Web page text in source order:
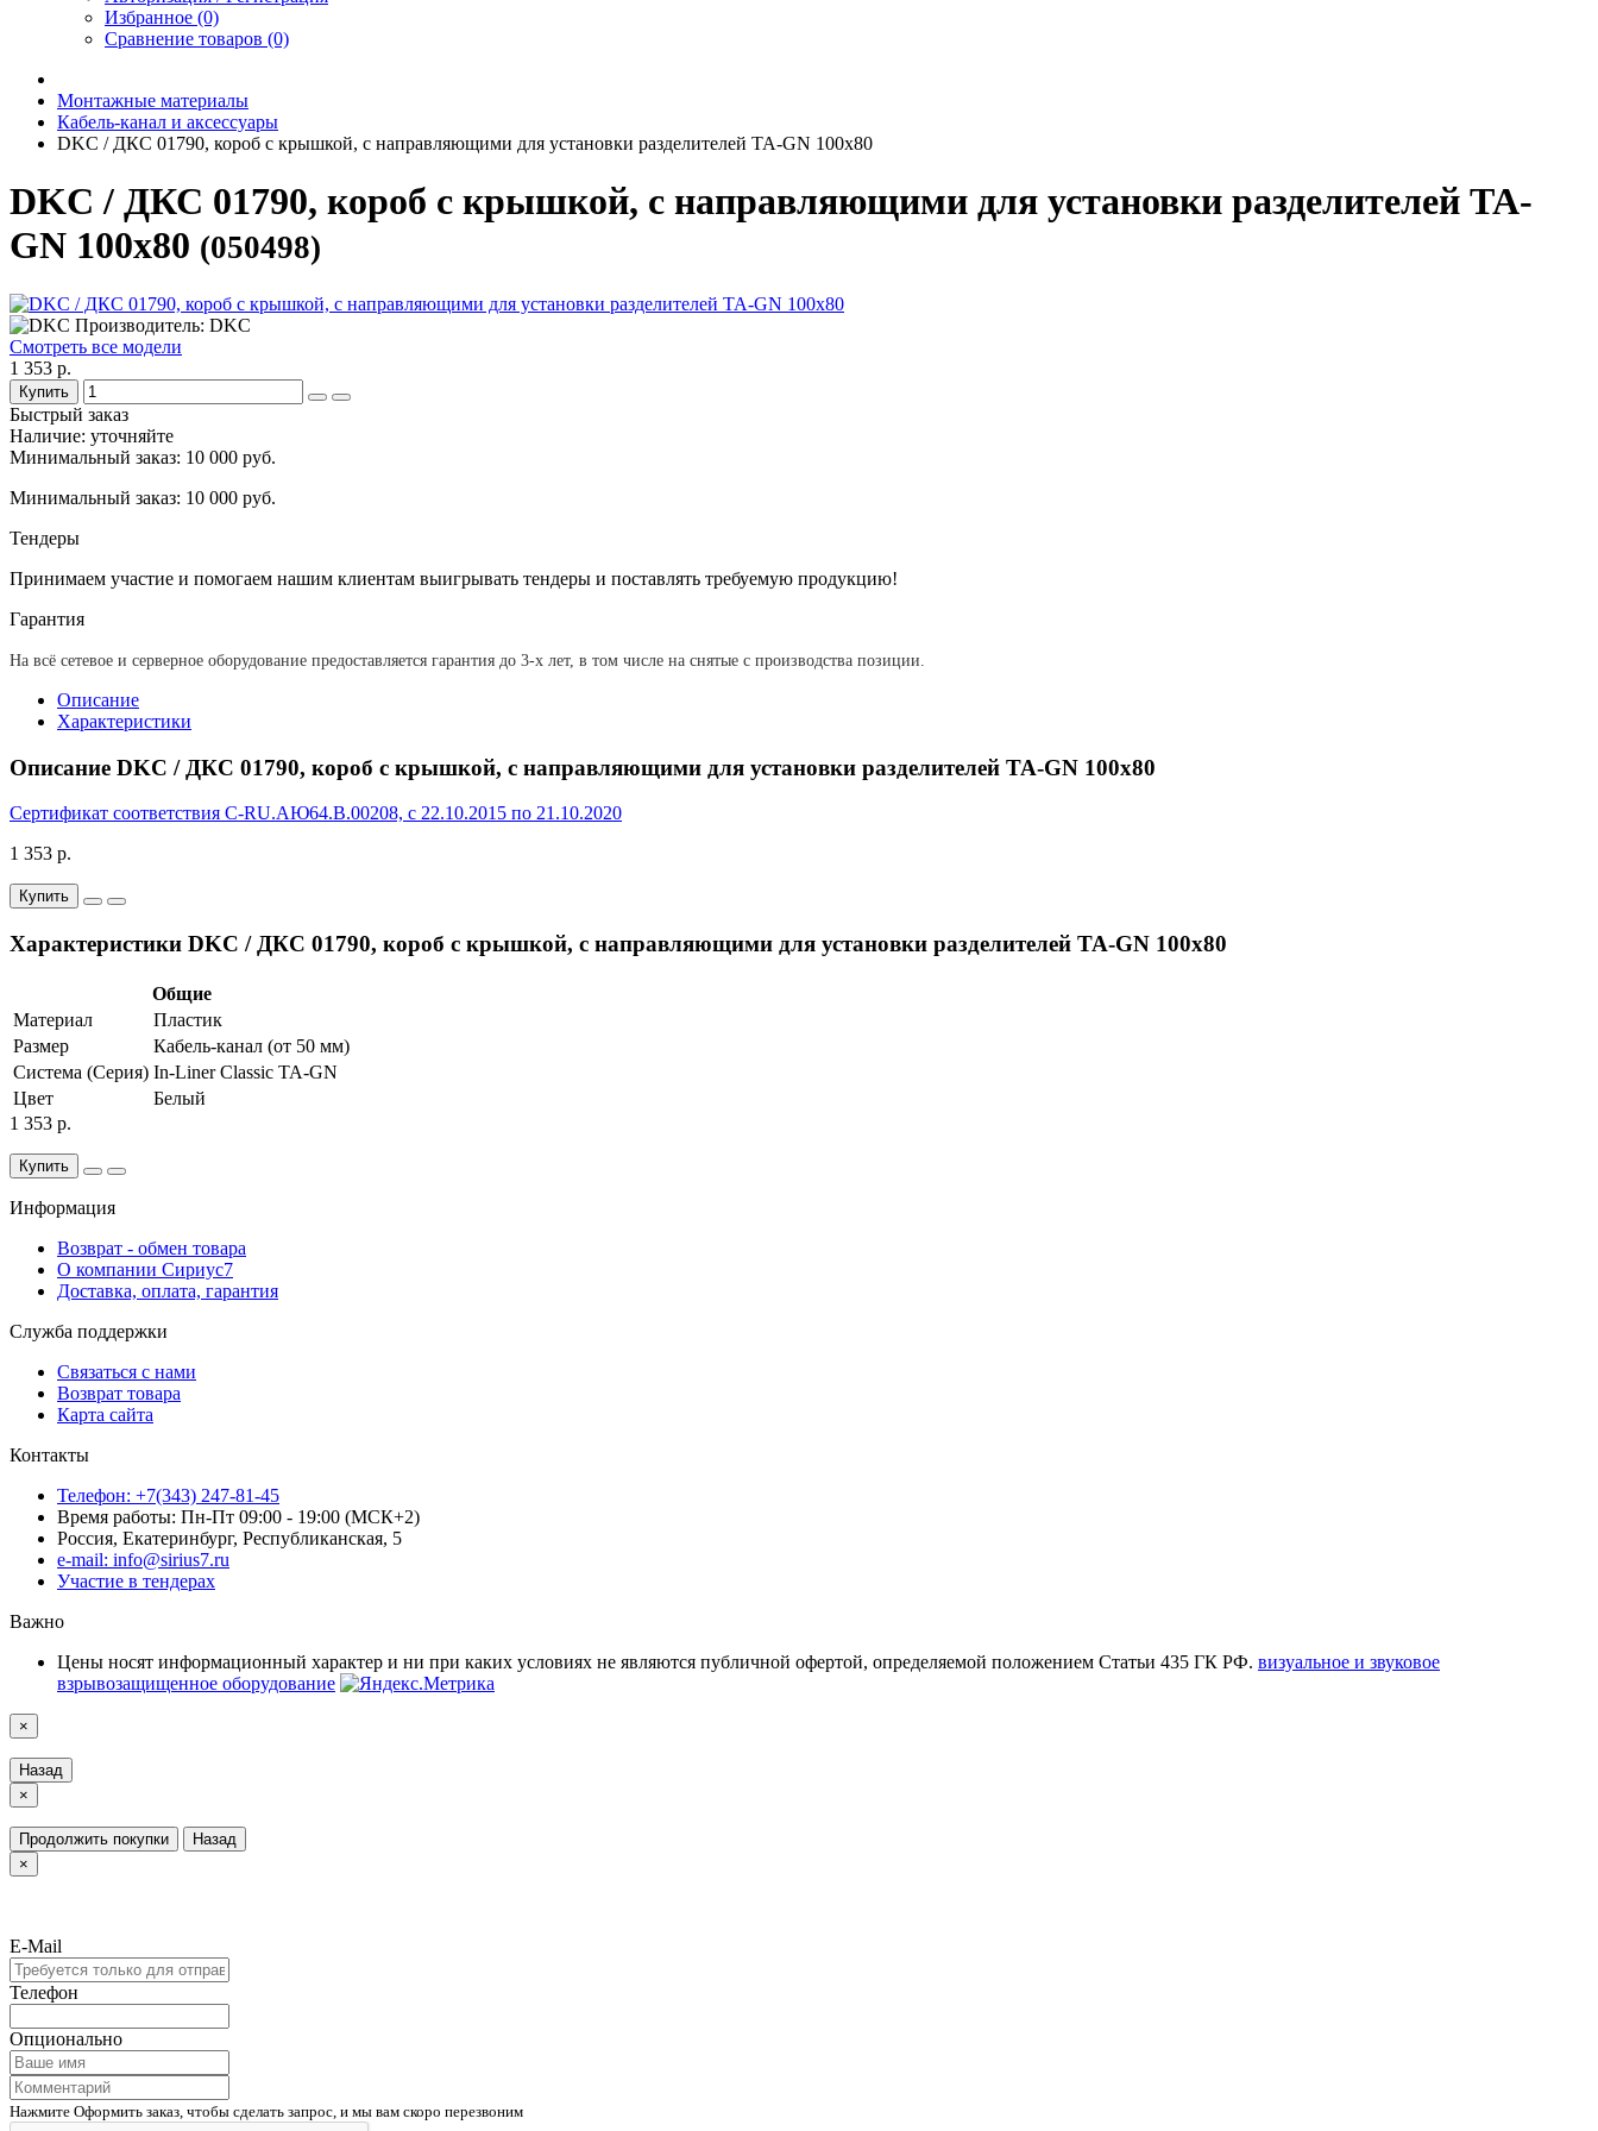
Избранное (0)
Сравнение товаров (0)
Монтажные материалы
Кабель-канал и аксессуары
DKC / ДКС 01790, короб с крышкой, с направляющими для установки разделителей ТА-GN 100x80
DKC / ДКС 01790, короб с крышкой, с направляющими для установки разделителей ТА-
GN 100x80 (050498)
Производитель: DKC
Смотреть все модели
1 353 р.
Купить
Быстрый заказ
Наличие: уточняйте
Минимальный заказ: 10 000 руб.
Минимальный заказ: 10 000 руб.
Тендеры
Принимаем участие и помогаем нашим клиентам выигрывать тендеры и поставлять требуемую продукцию!
Гарантия
На всё сетевое и серверное оборудование предоставляется гарантия до 3-х лет, в том числе на снятые с производства позиции.
Описание
Характеристики
Описание DKC / ДКС 01790, короб с крышкой, с направляющими для установки разделителей ТА-GN 100x80
Сертификат соответствия С-RU.АЮ64.В.00208, с 22.10.2015 по 21.10.2020
1 353 р.
Купить
Характеристики DKC / ДКС 01790, короб с крышкой, с направляющими для установки разделителей ТА-GN 100x80
Общие
Материал
Пластик
Размер
Кабель-канал (от 50 мм)
Система (Серия) In-Liner Classic TA-GN
Цвет
Белый
1 353 р.
Купить
Информация
Возврат - обмен товара
О компании Сириус7
Доставка, оплата, гарантия
Служба поддержки
Связаться с нами
Возврат товара
Карта сайта
Контакты
Телефон: +7(343) 247-81-45
Время работы: Пн-Пт 09:00 - 19:00 (МСК+2)
Россия, Екатеринбург, Республиканская, 5
e-mail: info@sirius7.ru
Участие в тендерах
Важно
Цены носят информационный характер и ни при каких условиях не являются публичной офертой, определяемой положением Статьи 435 ГК РФ. визуальное и звуковое
взрывозащищенное оборудование
×
Назад
×
Продолжить покупки
Назад
×
E-Mail
Телефон
Опционально
Нажмите Оформить заказ, чтобы сделать запрос, и мы вам скоро перезвоним